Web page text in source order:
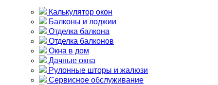
Калькулятор окон
Балконы и лоджии
Отделка балкона
Отделка балконов
Окна в дом
Дачные окна
Рулонные шторы и жалюзи
Сервисное обслуживание